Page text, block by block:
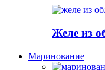
Желе из
Маринование